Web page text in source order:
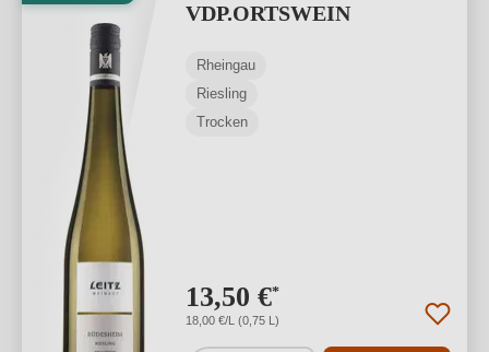
VDP.ORTSWEIN
Rheingau
Riesling
Trocken
13,50 €*
18,00 €/L (0,75 L)